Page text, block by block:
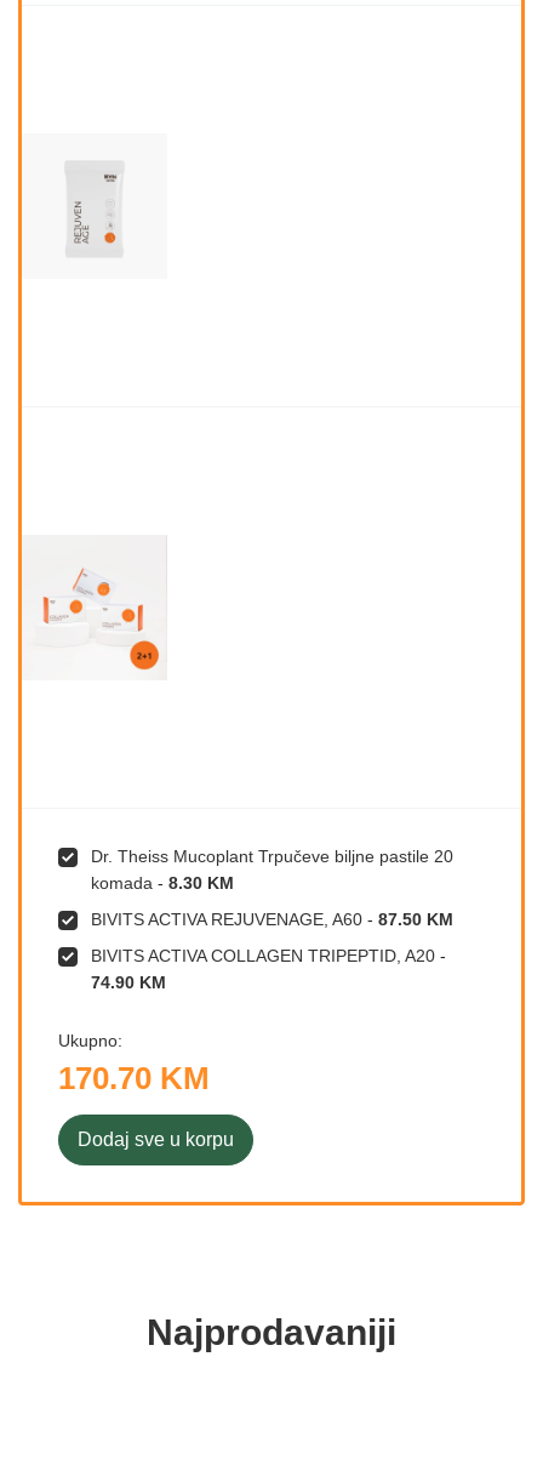
Dr. Theiss Mucoplant Trpučeve biljne pastile 20
komada - 8.30 KM
BIVITS ACTIVA REJUVENAGE, A60 - 87.50 KM
BIVITS ACTIVA COLLAGEN TRIPEPTID, A20 -
74.90 KM
Ukupno:
170.70 KM
Dodaj sve u korpu
Najprodavaniji